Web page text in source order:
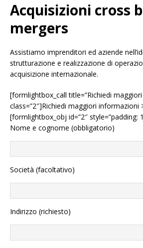
Acquisizioni cross
mergers
Assistiamo imprenditori ed aziende
strutturazione e realizzazione di
acquisizione internazionale.
[formlightbox_call title=”Richiedi
class=”2″]Richiedi maggiori
[formlightbox_obj id=”2″ style=”padding:
Nome e cognome (obbligatorio)
Società (facoltativo)
Indirizzo (richiesto)